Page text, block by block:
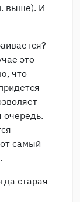
выше). И
это
что
очередь.
самый
старая